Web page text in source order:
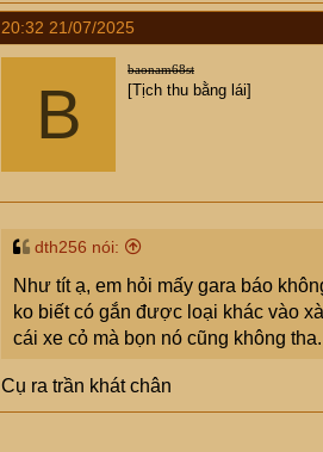
20:32 21/07/2025
B
baonam68st
[Tịch thu bằng lái]
dth256 nói:
Như tít ạ, em hỏi mấy gara báo
ko biết có gắn được loại khác vào
cái xe cỏ mà bọn nó cũng không tha.
Cụ ra trần khát chân